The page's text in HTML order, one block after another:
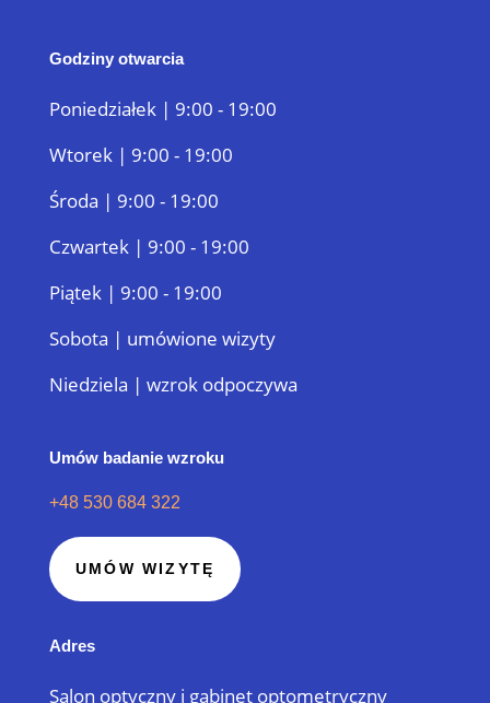
Godziny otwarcia
Poniedziałek | 9:00 - 19:00
Wtorek | 9:00 - 19:00
Środa | 9:00 - 19:00
Czwartek | 9:00 - 19:00
Piątek | 9:00 - 19:00
Sobota | umówione wizyty
Niedziela | wzrok odpoczywa
Umów badanie wzroku
+48 530 684 322
UMÓW WIZYTĘ
Adres
Salon optyczny i gabinet optometryczny